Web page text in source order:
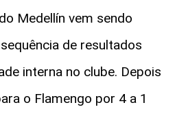
Medellín vem sendo
de resultados
interna no clube. Depois
o Flamengo por 4 a 1